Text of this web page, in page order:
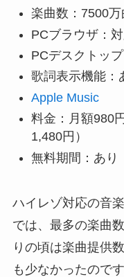
楽曲数：7500万
PCブラウザ：
PCデスクトッ
歌詞表示機能：
Apple Music
料金：月額980
1,480円）
無料期間：あり
ハイレゾ対応の音
では、最多の楽曲
りの頃は楽曲提供
も少なかったので